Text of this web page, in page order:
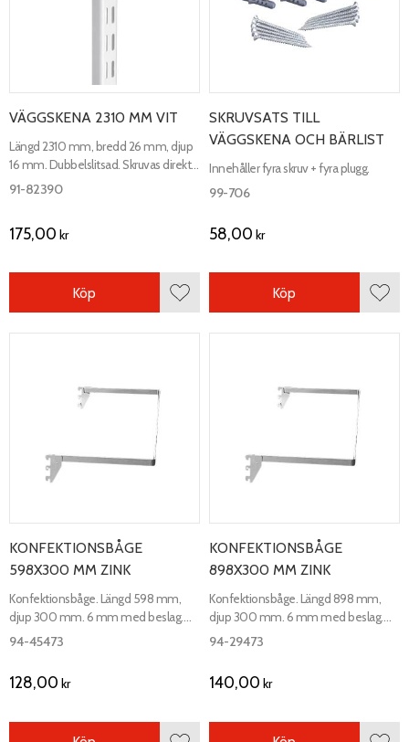
VÄGGSKENA 2310 MM VIT
Längd 2310 mm, bredd 26 mm, djup
16 mm. Dubbelslitsad. Skruvas direkt i
vägg.
91-82390
175,00 kr
Lägg till i favoriter
Köp
SKRUVSATS TILL
VÄGGSKENA OCH BÄRLIST
Innehåller fyra skruv + fyra plugg.
99-706
58,00 kr
Köp
KONFEKTIONSBÅGE
598X300 MM ZINK
Konfektionsbåge. Längd 598 mm,
djup 300 mm. 6 mm med beslag.
Passar till slitsskenor.
94-45473
128,00 kr
KONFEKTIONSBÅGE
898X300 MM ZINK
Konfektionsbåge. Längd 898 mm,
djup 300 mm. 6 mm med beslag.
Passar till slitsskenor.
94-29473
140,00 kr